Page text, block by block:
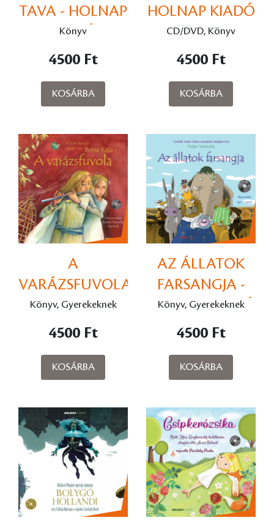
TAVA - HOLNAP
KIADÓ
Könyv
4500 Ft
KOSÁRBA
HOLNAP KIADÓ
CD/DVD, Könyv
4500 Ft
KOSÁRBA
A
VARÁZSFUVOLA
- HOLNAP
KIADÓ
Könyv, Gyerekeknek
4500 Ft
KOSÁRBA
AZ ÁLLATOK
FARSANGJA -
HOLNAP KIADÓ
Könyv, Gyerekeknek
4500 Ft
KOSÁRBA